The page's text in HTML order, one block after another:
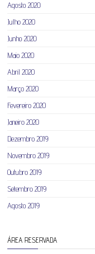
Agosto 2020
Julho 2020
Junho 2020
Maio 2020
Abril 2020
Março 2020
Fevereiro 2020
Janeiro 2020
Dezembro 2019
Novembro 2019
Outubro 2019
Setembro 2019
Agosto 2019
ÁREA RESERVADA